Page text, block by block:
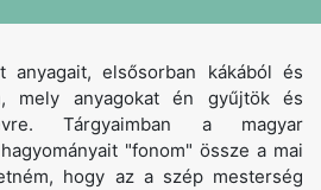
anyagait, elsősorban kákából és
mely anyagokat én gyűjtök és
Tárgyaimban a magyar
"fonom" össze a mai
hogy az a szép mesterség